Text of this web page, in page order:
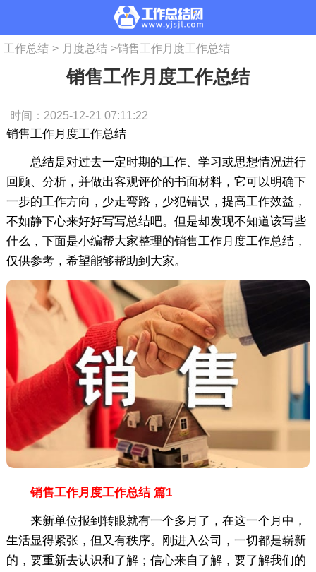
工作总结 > 月度总结 >销售工作月度工作总结
销售工作月度工作总结
时间：2025-12-21 07:11:22
销售工作月度工作总结
总结是对过去一定时期的工作、学习或思想情况进行
回顾、分析，并做出客观评价的书面材料，它可以明确下
一步的工作方向，少走弯路，少犯错误，提高工作效益，
不如静下心来好好写写总结吧。但是却发现不知道该写些
什么，下面是小编帮大家整理的销售工作月度工作总结，
仅供参考，希望能够帮助到大家。
销售工作月度工作总结 篇1
来新单位报到转眼就有一个多月了，在这一个月中，
生活显得紧张，但又有秩序。刚进入公司，一切都是崭新
的，要重新去认识和了解；信心来自了解，要了解我们的